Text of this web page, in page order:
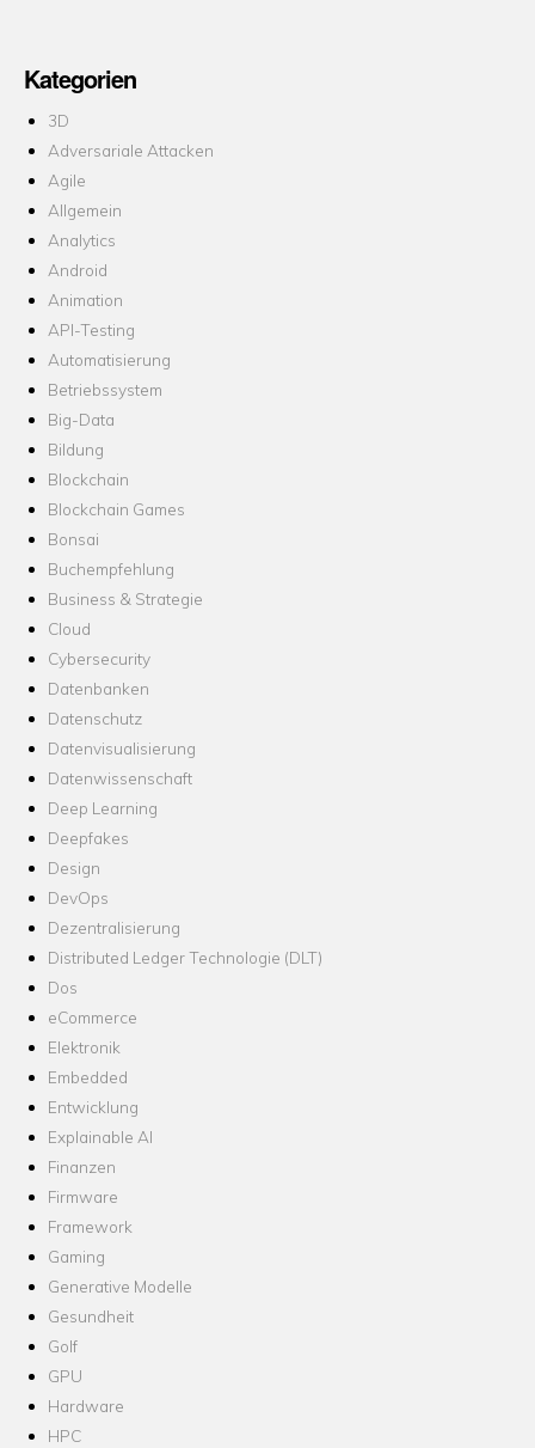
Kategorien
3D
Adversariale Attacken
Agile
Allgemein
Analytics
Android
Animation
API-Testing
Automatisierung
Betriebssystem
Big-Data
Bildung
Blockchain
Blockchain Games
Bonsai
Buchempfehlung
Business & Strategie
Cloud
Cybersecurity
Datenbanken
Datenschutz
Datenvisualisierung
Datenwissenschaft
Deep Learning
Deepfakes
Design
DevOps
Dezentralisierung
Distributed Ledger Technologie (DLT)
Dos
eCommerce
Elektronik
Embedded
Entwicklung
Explainable AI
Finanzen
Firmware
Framework
Gaming
Generative Modelle
Gesundheit
Golf
GPU
Hardware
HPC